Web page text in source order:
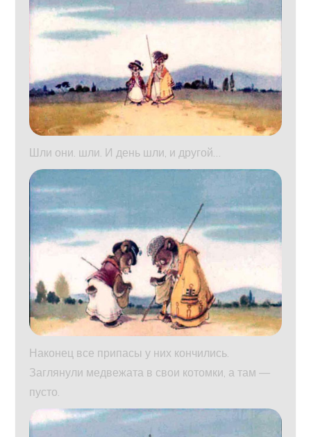
Шли они. шли. И день шли, и другой…
Наконец все припасы у них кончились.
Заглянули медвежата в свои котомки, а там —
пусто.